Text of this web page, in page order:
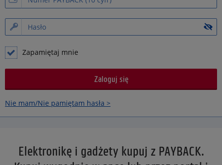
Zapamiętaj mnie
Nie mam/Nie pamiętam hasła >
Elektronikę i gadżety kupuj z PAYBACK.